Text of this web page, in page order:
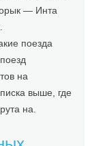
— Инта
поезда
на
выше, где
на.